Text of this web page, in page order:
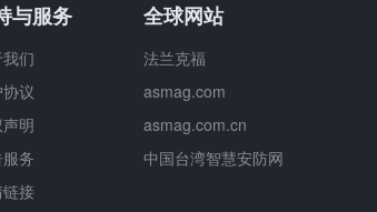
与服务
们
议
明
务
接
全球网站
法兰克福
asmag.com
asmag.com.cn
中国台湾智慧安防网